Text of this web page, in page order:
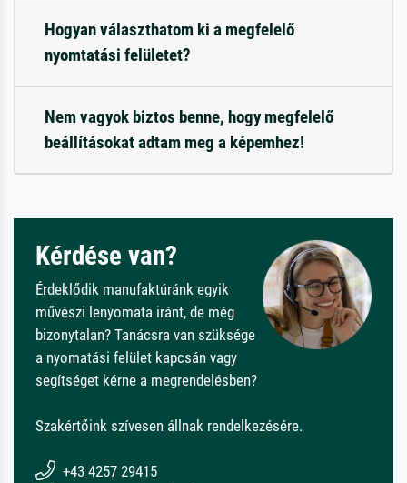
Hogyan választhatom ki a megfelelő
nyomtatási felületet?
Nem vagyok biztos benne, hogy megfelelő
beállításokat adtam meg a képemhez!
Kérdése van?
Érdeklődik manufaktúránk egyik
művészi lenyomata iránt, de még
bizonytalan? Tanácsra van szüksége
a nyomatási felület kapcsán vagy
segítséget kérne a megrendelésben?
Szakértőink szívesen állnak rendelkezésére.
+43 4257 29415